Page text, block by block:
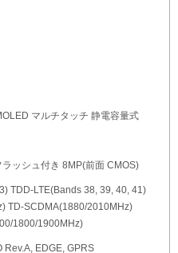
マルチタッチ 静電容量式
ッシュ付き 8MP(前面 CMOS)
TDD-LTE(Bands 38, 39, 40, 41)
TD-SCDMA(1880/2010MHz)
1800/1900MHz)
Rev.A, EDGE, GPRS